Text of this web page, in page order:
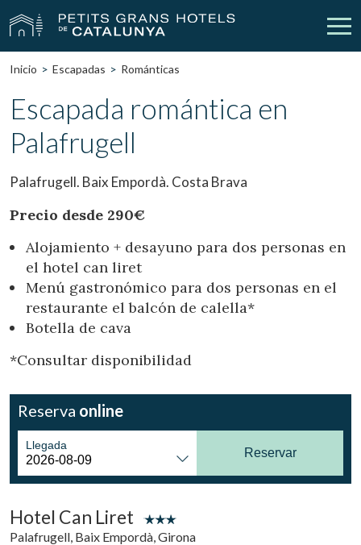
Nuestros Hoteles
Bodas
Cheques Regalo Descubre Catalunya
Contacto
vpn_key Iniciar sesión person Crear cuenta
Ubicación/nombre del hotel
Inicio Escapadas Románticas
Escapada romántica en
Palafrugell
Palafrugell. Baix Empordà. Costa Brava
Precio desde 290€
Alojamiento + desayuno para dos personas en
el hotel can liret
Menú gastronómico para dos personas en el
restaurante el balcón de calella*
Botella de cava
*Consultar disponibilidad
Reserva online
Llegada
Reservar
Hotel Can Liret
Palafrugell, Baix Empordà, Girona